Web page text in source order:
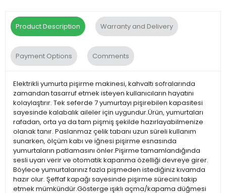
Product Description Warranty and Delivery
Payment Options Comments
Elektrikli yumurta pişirme makinesi, kahvaltı sofralarında
zamandan tasarruf etmek isteyen kullanıcıların hayatını
kolaylaştırır. Tek seferde 7 yumurtayı pişirebilen kapasitesi
sayesinde kalabalık aileler için uygundur.Ürün, yumurtaları
rafadan, orta ya da tam pişmiş şekilde hazırlayabilmenize
olanak tanır. Paslanmaz çelik tabanı uzun süreli kullanım
sunarken, ölçüm kabı ve iğnesi pişirme esnasında
yumurtaların patlamasını önler.Pişirme tamamlandığında
sesli uyarı verir ve otomatik kapanma özelliği devreye girer.
Böylece yumurtalarınız fazla pişmeden istediğiniz kıvamda
hazır olur. Şeffaf kapağı sayesinde pişirme sürecini takip
etmek mümkündür.Gösterge ışıklı açma/kapama düğmesi